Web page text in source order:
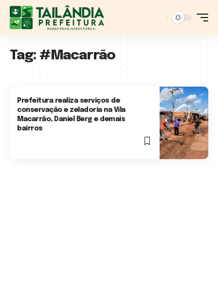
Tag: #Macarrão
Prefeitura realiza serviços de
conservação e zeladoria na Vila
Macarrão, Daniel Berg e demais
bairros